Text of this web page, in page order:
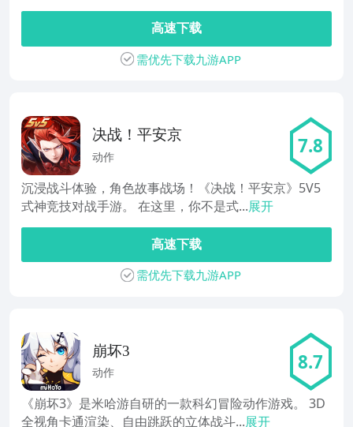
高速下载
需优先下载九游APP
决战！平安京
动作 7.8
沉浸战斗体验，角色故事战场！《决战！平安京》5V5
式神竞技对战手游。 在这里，你不是式...展开
高速下载
需优先下载九游APP
崩坏3
动作 8.7
《崩坏3》是米哈游自研的一款科幻冒险动作游戏。 3D
全视角卡通渲染、自由跳跃的立体战斗...展开